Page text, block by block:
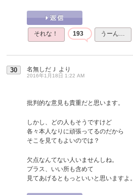
それな！ 193 うーん…
30 名無しだＪ より
2016年1月18日 1:22 AM
批判的な意見も貴重だと思います。
しかし、どの人もそうですけど
各々本人なりに頑張ってるのだから
そこを見てもよいのでは？
欠点なんてない人いませんしね。
プラス、いい所も含めて
見てあげるともっといいと思いますよ。